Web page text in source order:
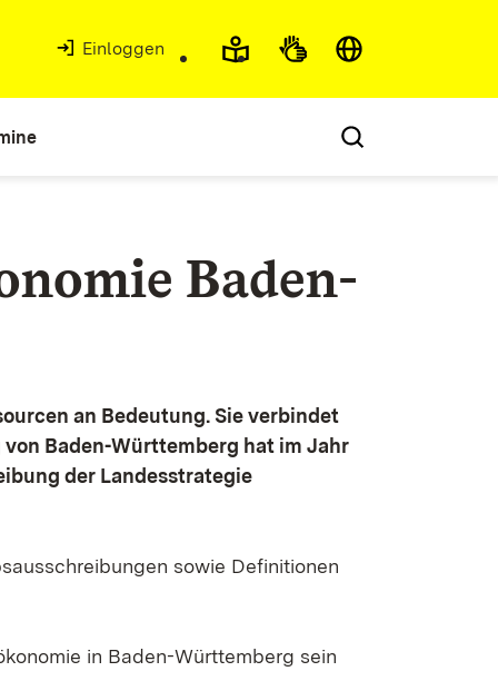
Einloggen
Baden-
an Bedeutung. Sie verbindet
Baden-Württemberg hat im Jahr
der Landesstrategie
sowie Definitionen
in Baden-Württemberg sein